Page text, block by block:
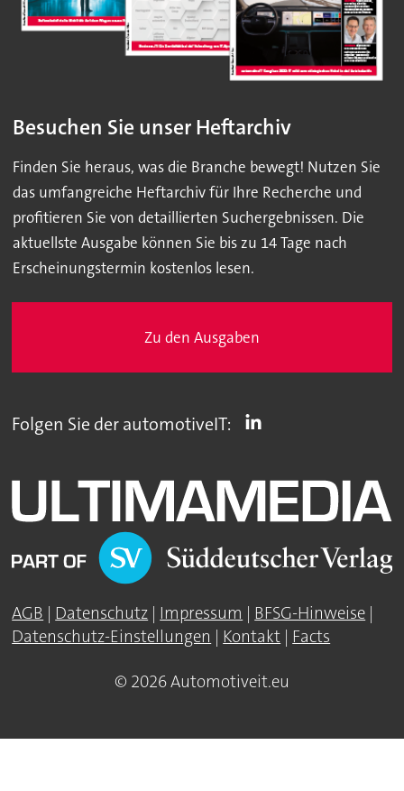
Besuchen Sie unser Heftarchiv
Finden Sie heraus, was die Branche bewegt! Nutzen Sie
das umfangreiche Heftarchiv für Ihre Recherche und
profitieren Sie von detaillierten Suchergebnissen. Die
aktuellste Ausgabe können Sie bis zu 14 Tage nach
Erscheinungstermin kostenlos lesen.
Zu den Ausgaben
Folgen Sie der automotiveIT:
AGB | Datenschutz | Impressum | BFSG-Hinweise |
Datenschutz-Einstellungen | Kontakt | Facts
© 2026 Automotiveit.eu